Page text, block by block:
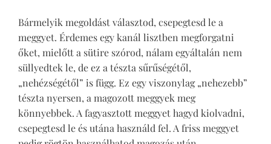
Bármelyik megoldást választod, csepegtesd le a
meggyet. Érdemes egy kanál lisztben megforgatni
őket, mielőtt a sütire szórod, nálam egyáltalán nem
süllyedtek le, de ez a tészta sűrűségétől,
„nehézségétől” is függ. Ez egy viszonylag „nehezebb”
tészta nyersen, a magozott meggyek meg
könnyebbek. A fagyasztott meggyet hagyd kiolvadni,
csepegtesd le és utána használd fel. A friss meggyet